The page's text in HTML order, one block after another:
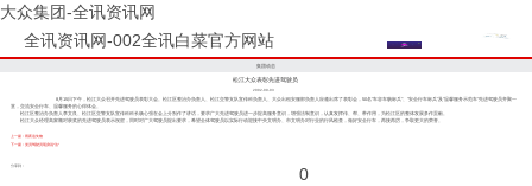
大众集团-全讯资讯网
全讯资讯网-002全讯白菜官方网站
集团动态
松江大众表彰先进驾驶员
2002-09-03
8月15日下午，松江大众召开先进驾驶员表彰大会。松江区整治办负责人、松江交警支队宣传科负责人、大众出租安服部负责人应邀出席了表彰会，50名"车容车貌标兵"、"安全行车标兵"及"温馨服务示范车"先进驾驶员齐聚一
堂，交流安全行车、温馨服务的心得体会。
松江区整治办负责人李文良、松江区交警支队宣传科科长杨心强在会上分别作了讲话，要求广大先进驾驶员进一步提高服务意识，增强法制意识，认真发挥传、帮、带作用，为松江区的整体发展多作贡献。
松江大众经理高家顺对获奖的先进驾驶员表示祝贺，同时对广大驾驶员提出要求，希望全体驾驶员以实际行动迎接中央文明办、市文明办对行业的行风检查，做好安全行车，再接再厉，争取更大的荣誉。
上一篇：雨夜追失物
下一篇：党员驾驶员现身说“法”
分享到： 0